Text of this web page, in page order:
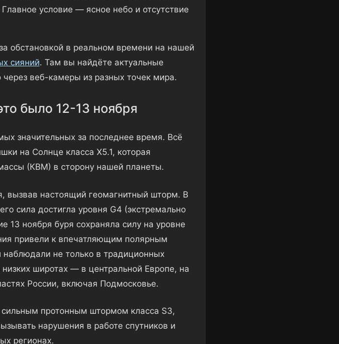
условие — ясное небо и отсутствие
обстановкой в реальном времени на нашей
сияний. Там вы найдёте актуальные
веб-камеры из разных точек мира.
было 12-13 ноября
значительных за последнее время. Всё
на Солнце класса X5.1, которая
(КВМ) в сторону нашей планеты.
вызвав настоящий геомагнитный шторм. В
сила достигла уровня G4 (экстремально
13 ноября буря сохраняла силу на уровне
привели к впечатляющим полярным
не только в традиционных
широтах — в центральной Европе, на
России, включая Подмосковье.
протонным штормом класса S3,
нарушения в работе спутников и
регионах.